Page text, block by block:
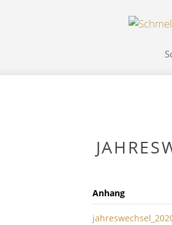
Anhang